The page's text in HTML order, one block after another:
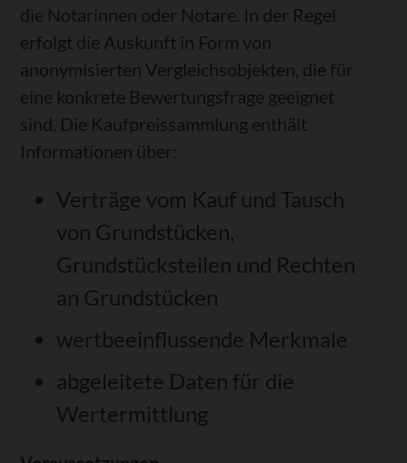
die Notarinnen oder Notare. In der Regel
erfolgt die Auskunft in Form von
anonymisierten Vergleichsobjekten, die für
eine konkrete Bewertungsfrage geeignet
sind. Die Kaufpreissammlung enthält
Informationen über:
Verträge vom Kauf und Tausch
von Grundstücken,
Grundstücksteilen und Rechten
an Grundstücken
wertbeeinflussende Merkmale
abgeleitete Daten für die
Wertermittlung